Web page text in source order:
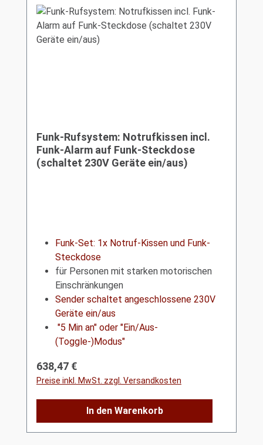
Funk-Rufsystem: Notrufkissen incl.
Funk-Alarm auf Funk-Steckdose
(schaltet 230V Geräte ein/aus)
Funk-Set: 1x Notruf-Kissen und Funk-
Steckdose
für Personen mit starken motorischen
Einschränkungen
Sender schaltet angeschlossene 230V
Geräte ein/aus
"5 Min an" oder "Ein/Aus-
(Toggle-)Modus"
Regulärer Preis:
638,47 €
Preise inkl. MwSt. zzgl. Versandkosten
In den Warenkorb